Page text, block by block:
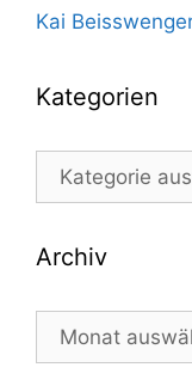
Kai
Kategorien
Kategorien
Archiv
Archiv